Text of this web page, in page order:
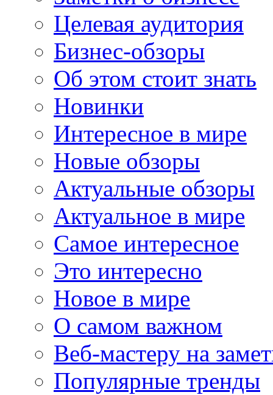
Целевая аудитория
Бизнес-обзоры
Об этом стоит знать
Новинки
Интересное в мире
Новые обзоры
Актуальные обзоры
Актуальное в мире
Самое интересное
Это интересно
Новое в мире
О самом важном
Веб-мастеру на
Популярные тренды